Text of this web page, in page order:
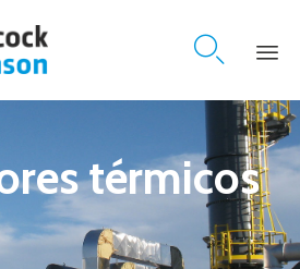

térmicos